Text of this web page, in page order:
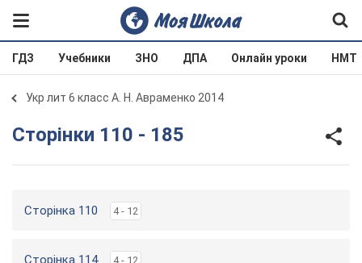
ГДЗ Учебники ЗНО ДПА Онлайн уроки НМТ
Укр лит 6 класс А. Н. Авраменко 2014
Сторінки 110 - 185
Сторінка 110 4 - 12
Сторінка 114 4 - 12